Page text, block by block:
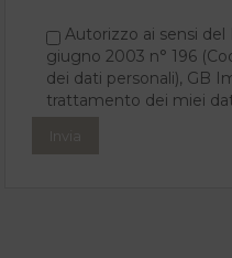
Autorizzo ai sensi
giugno 2003 n° 196
dei dati personali), GB
trattamento dei miei